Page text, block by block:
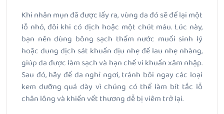
Khi nhân mụn đã được lấy ra, vùng da đó sẽ để lại một
lỗ nhỏ, đôi khi có dịch hoặc một chút máu. Lúc này,
bạn nên dùng bông sạch thấm nước muối sinh lý
hoặc dung dịch sát khuẩn dịu nhẹ để lau nhẹ nhàng,
giúp da được làm sạch và hạn chế vi khuẩn xâm nhập.
Sau đó, hãy để da nghỉ ngơi, tránh bôi ngay các loại
kem dưỡng quá dày vì chúng có thể làm bít tắc lỗ
chân lông và khiến vết thương dễ bị viêm trở lại.